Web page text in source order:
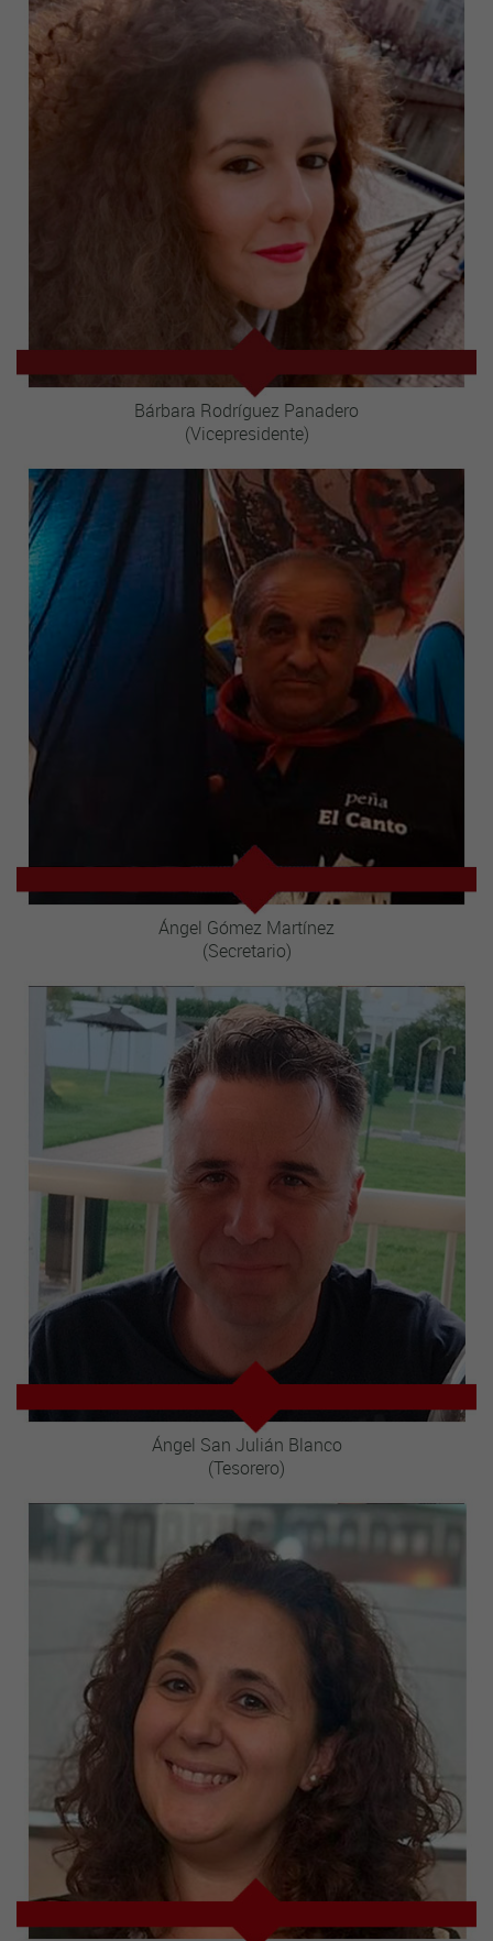
Bárbara Rodríguez Panadero
(Vicepresidente)
Ángel Gómez Martínez
(Secretario)
Ángel San Julián Blanco
(Tesorero)